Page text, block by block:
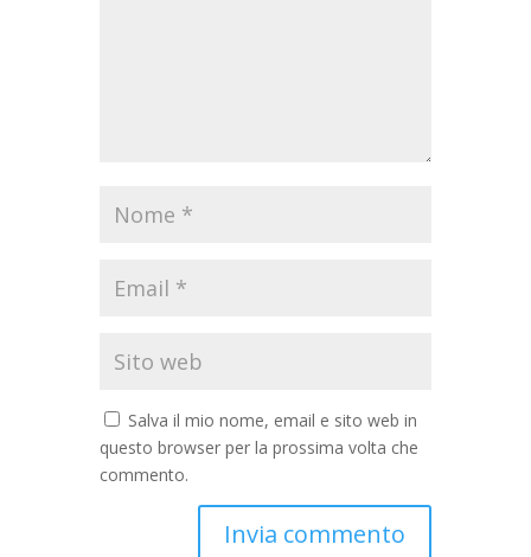
Salva il mio nome, email e sito web in
questo browser per la prossima volta che
commento.